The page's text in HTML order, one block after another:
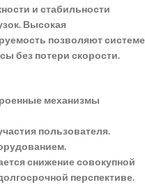
и стабильности
Высокая
позволяют системе
без потери скорости.
механизмы
пользователя.
снижение совокупной
перспективе.